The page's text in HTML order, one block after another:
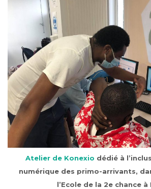
Atelier de Konexio dédié à
numérique des primo-arrivants,
l’Ecole de la 2e chance à